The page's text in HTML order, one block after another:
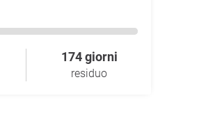
174 giorni
residuo